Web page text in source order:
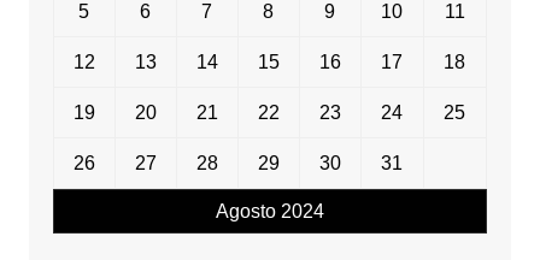
Agosto 2024
5 6 7 8 9 10 11
12 13 14 15 16 17 18
19 20 21 22 23 24 25
26 27 28 29 30 31